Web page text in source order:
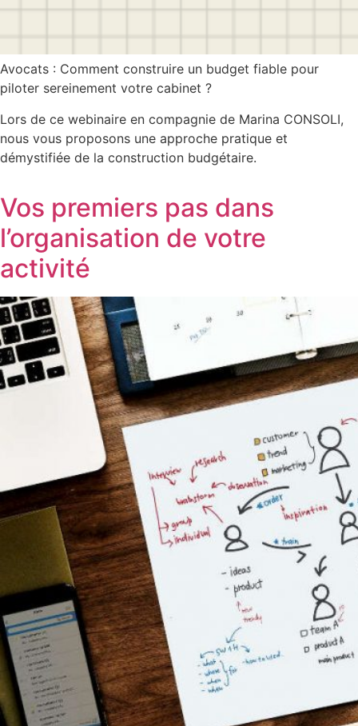
Avocats : Comment construire un budget fiable pour
piloter sereinement votre cabinet ?
Lors de ce webinaire en compagnie de Marina CONSOLI,
nous vous proposons une approche pratique et
démystifiée de la construction budgétaire.
Vos premiers pas dans
l’organisation de votre
activité